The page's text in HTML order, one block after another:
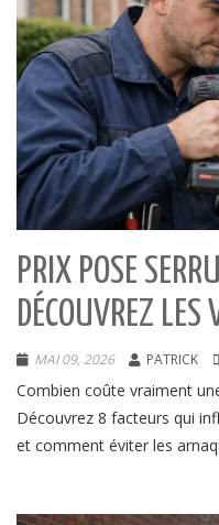
PRIX POSE
DÉCOUVREZ
MAI 09, 2026 PATRICK
Combien coûte vraiment
Découvrez 8 facteurs qui
et comment éviter les